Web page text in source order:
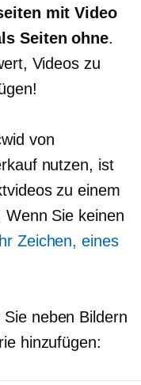
mit Video
Seiten ohne.
Videos zu
von
nutzen, ist
zu einem
Wenn Sie keinen
Zeichen, eines
neben Bildern
hinzufügen: